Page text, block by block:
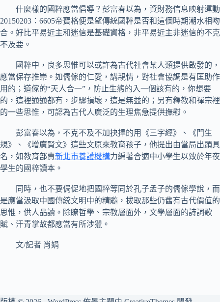
什麼樣的國粹應當倡導？彭富春以為，資財務信息映射運動
20150203：6605帝寶格便是望傳統國粹是否和這個時期潮水相吻
合。好比平易近主和迷信是基礎資格，非平易近主非迷信的不克
不及要。
國粹中，良多思惟可以或許為古代社會某人類提供啟發的，
應當保存推崇。如儒傢的仁愛，講親情，對社會協調是有匡助作
用的；道傢的“天人合一”，防止生態的入一個該有的，你想要
的，這裡通通都有，步驟損壞，這是無益的；另有釋教和禪宗裡
的一些思惟，可認為古代人廣泛的生理焦急提供撫慰。
彭富春以為，不克不及不加抉擇的用《三字經》、《門生
規》、《增廣賢文》這些文原來教育孩子，他提出由當局出頭具
名，如教育部賣新北市養護機構力編著合適中小學生以致於年夜
學生的國粹讀本。
同時，也不要侷促地把國粹等同於孔子孟子的儒傢學說，而
是應當汲取中國傳統文明中的精髓，拔取那些仍舊有古代價值的
思惟，供人品讀。除瞭哲學、宗教層面外，文學層面的詩詞歌
賦、汗青掌故都應當有所涉獵。
文/記者 肖娟